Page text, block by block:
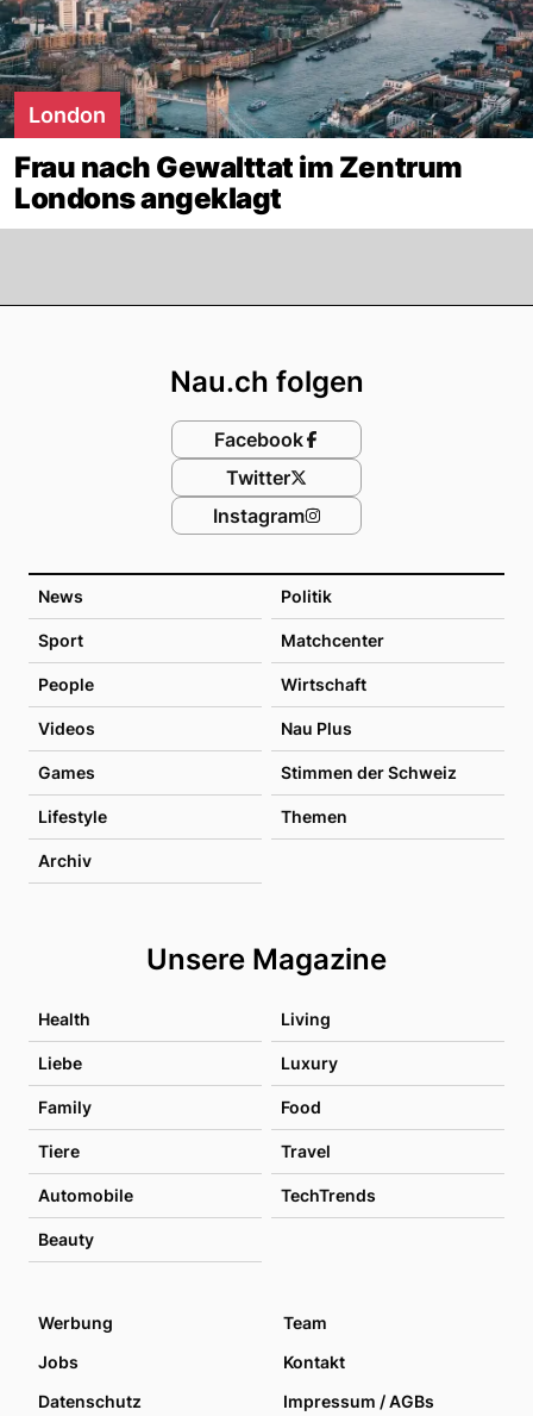
London
Frau nach Gewalttat im Zentrum
Londons angeklagt
News Politik
Sport Matchcenter
People Wirtschaft
Videos Nau Plus
Games Stimmen der Schweiz
Lifestyle Themen
Archiv
Unsere Magazine
Health Living
Liebe Luxury
Family Food
Tiere Travel
Automobile TechTrends
Beauty
Nau.ch folgen
Facebook
Twitter
Instagram
Werbung
Team
Jobs
Kontakt
Datenschutz
Impressum / AGBs